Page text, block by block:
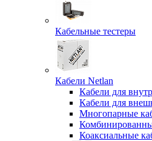
Кабельные тестеры
Кабели Netlan
Кабели для
Кабели для
Многопарные
Коаксиальные